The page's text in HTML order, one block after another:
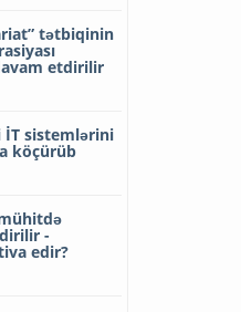
tətbiqinin
etdirilir
İT sistemlərini
köçürüb
-
edir?